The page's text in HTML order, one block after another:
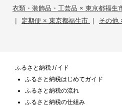
衣類・装飾品・工芸品 × 東京都福生
| 定期便 × 東京都福生市 | その他
ふるさと納税ガイド
ふるさと納税はじめてガイド
ふるさと納税の流れ
ふるさと納税の仕組み